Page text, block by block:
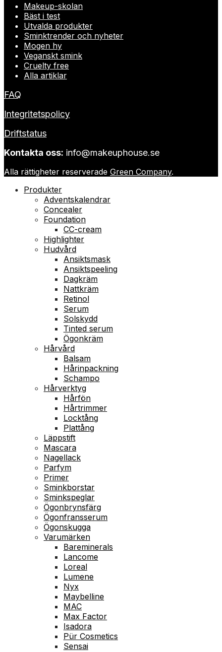
Makeup-skolan
Bäst i test
Utvalda produkter
Sminktrender och nyheter
Mogen hy
Veganskt smink
Cruelty free
Alla artiklar
FAQ
Integritetspolicy
Driftstatus
Kontakta oss: info@makeuphouse.se
Alla rättigheter reserverade Green Company.
Produkter
Adventskalendrar
Concealer
Foundation
CC-cream
Highlighter
Hudvård
Ansiktsmask
Ansiktspeeling
Dagkräm
Nattkräm
Retinol
Serum
Solskydd
Tinted serum
Ögonkräm
Hårvård
Balsam
Hårinpackning
Schampo
Hårverktyg
Hårfön
Hårtrimmer
Locktång
Plattång
Läppstift
Mascara
Nagellack
Parfym
Primer
Sminkborstar
Sminkspeglar
Ögonbrynsfärg
Ögonfransserum
Ögonskugga
Varumärken
Bareminerals
Lancome
Loreal
Lumene
Nyx
Maybelline
MAC
Max Factor
Isadora
Pür Cosmetics
Sensai